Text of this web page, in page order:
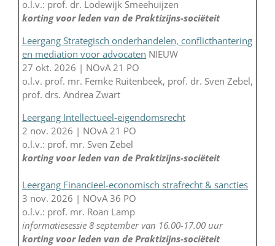
o.l.v.: prof. dr. Lodewijk Smeehuijzen
korting voor leden van de Praktizijns-sociëteit
Leergang Strategisch onderhandelen, conflicthantering
en mediation voor advocaten NIEUW
27 okt. 2026 | NOvA 21 PO
o.l.v. prof. mr. Femke Ruitenbeek, prof. dr. Sven Zebel,
prof. drs. Andrea Zwart
Leergang Intellectueel-eigendomsrecht
2 nov. 2026 | NOvA 21 PO
o.l.v.: prof. mr. Sven Zebel
korting voor leden van de Praktizijns-sociëteit
Leergang Financieel-economisch strafrecht & sancties
3 nov. 2026 | NOvA 36 PO
o.l.v.: prof. mr. Roan Lamp
informatiesessie 8 september van 16.00-17.00 uur
korting voor leden van de Praktizijns-sociëteit